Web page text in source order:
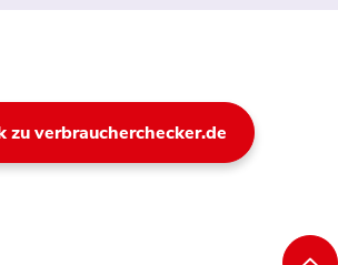
zu verbraucherchecker.de